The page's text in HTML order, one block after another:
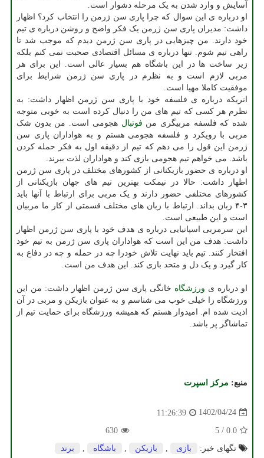
آسایش و وارد شدن به یک مرحله دشوار است.
او درباره ی این سوال که چرا پاری سن ژرمن را انتخاب کرد؟ اظهار
داشت: مدیران پاری سن ژرمن یک فکر واضح و روشن درباره ی تیم
خود دارند. من چیزهایی در پاری سن ژرمن دیدم که موجب شد تا
راهی تیم شوم. تنها درباره ی مسائل اقتصادی صحبت نمی کنم بلکه
زیر ساخت ها در این باشگاه هم بسیار عالی است. این برای هر
مربی لازم است و به نظرم در پاری سن ژرمن شرایط برای
موفقیت کاملا مهیا است.
انریکه درباره ی فلسفه خود با پاری سن ژرمن اظهار داشت: به
نظرم هر کسی که تیم های من را دنبال کرده است به خوبی متوجه
شده که فلسفه مربیگری من فوتبال هجومی است. من بدون شک
مربی با رویکرد و فلسفه هجومی هستم و به هواداران پاری سن
ژرمن این قول را می دهم که تیم از دقیقه اول به فکر حمله کردن
باشد. می خواهم تیم هجومی بازی کند و هواداران لذت ببرند.
او درباره ی حضور بازیکنانی از کشورهای مختلف در پاری سن ژرمن
اظهار داشت: حالا در نیمکت بهترین تیم های جهان بازیکنانی از
کشورهای مختلفی حضور دارند و یک مربی برای ارتباط با آنها باید
۳-۴ زبان بداند. ارتباط با زبان های مختلف قسمتی از کار ما مربیان
است و این طبیعی است.
این سرمربی اسپانیایی درباره ی هدف خود با پاری سن ژرمن اظهار
داشت: هدف من این است که هواداران پاری سن ژرمن به تیم خود
افتخار کنند. تیم باید نهایت تلاش خودرا چه در حمله و چه در دفاع به
کار گیرد و یک دل و متحد بازی کند. این هدف من است.
او درباره ی ورزشگاه خانگی پاری سن ژرمن اظهار داشت: من این
ورزشگاه را خیلی خوب می شناسم و به عنوان بازیکن و مربی در آن
اذیت شده ام. امیدوار هستم که همیشه ورزشگاه برای حمایت تیم از
تماشاگر پر باشد.
منبع: مركز اسپرت
1402/04/24
11:26:39
0.0
/
5
630
تگهای خبر:
بازی بازیكن باشگاه برند